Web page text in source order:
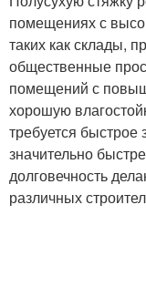
помещениях с
таких как склады,
общественные
помещений с
хорошую
требуется быстрое
значительно
долговечность
различных